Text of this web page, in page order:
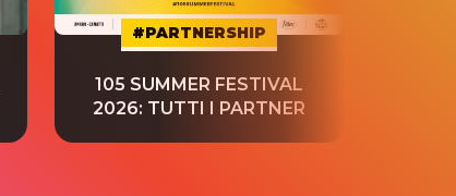
#PARTNERSHIP
105 SUMMER FESTIVAL
2026: TUTTI I PARTNER